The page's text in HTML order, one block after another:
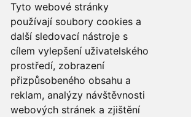
Tyto webové stránky
používají soubory cookies a
další sledovací nástroje s
cílem vylepšení uživatelského
prostředí, zobrazení
přizpůsobeného obsahu a
reklam, analýzy návštěvnosti
webových stránek a zjištění